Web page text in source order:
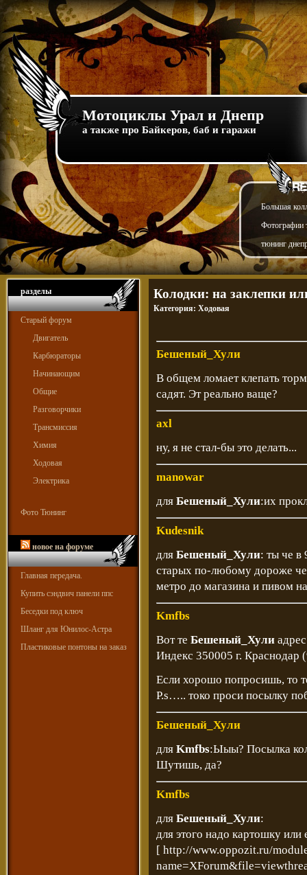
Мотоциклы Урал и Днепр
а также про Байкеров, баб и гаражи
Большая
Фотографии
тюнинг
разделы
Старый форум
Двигатель
Карбюраторы
Начинающим
Общие
Разговорчики
Трансмиссия
Химия
Ходовая
Электрика
Фото Тюнинг
новое на форуме
Главная передача.
Купить сэндвич панели ппс
Беседки под ключ
Шланг для Юнилос-Астра
Пластиковые понтоны на заказ
Колодки: на заклепки
Категория: Ходовая
Бешеный_Хули
В общем ломает клепать
садят. Эт реально ваще?
axl
ну, я не стал-бы это делать...
manowar
для Бешеный_Хули:их
Kudesnik
для Бешеный_Хули: ты че в
старых по-любому дороже
метро до магазина и пивом
Kmfbs
Вот те Бешеный_Хули
Индекс 350005 г. Краснодар
Если хорошо попросишь, то
Р.s….. токо проси посылку
Бешеный_Хули
для Kmfbs:Ыыы? Посылка
Шутишь, да?
Kmfbs
для Бешеный_Хули:
для этого надо картошку
[ http://www.oppozit.ru/